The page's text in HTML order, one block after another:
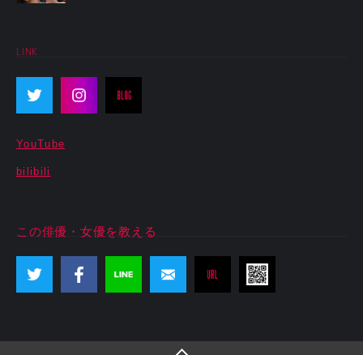
LINK
YouTube
bilibili
この俳優・女優を教える